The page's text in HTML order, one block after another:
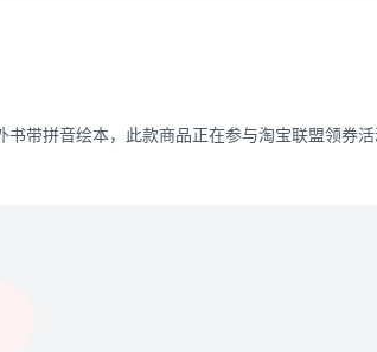
带拼音绘本，此款商品正在参与淘宝联盟领券